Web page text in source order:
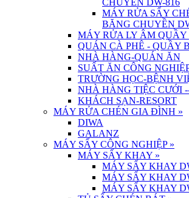
CHUYỀN DW-816
MÁY RỬA SẤY
BĂNG CHUYỀN
MÁY RỬA LY ÂM QUẦY
QUÁN CÀ PHÊ - QUẦY
NHÀ HÀNG-QUÁN ĂN
SUẤT ĂN CÔNG
TRƯỜNG HỌC-BỆNH
NHÀ HÀNG TIỆC CƯỚI
KHÁCH SẠN-RESORT
MÁY RỬA CHÉN GIA ĐÌNH »
DIWA
GALANZ
MÁY SẤY CÔNG NGHIỆP »
MÁY SẤY KHAY »
MÁY SẤY KHAY
MÁY SẤY KHAY
MÁY SẤY KHAY